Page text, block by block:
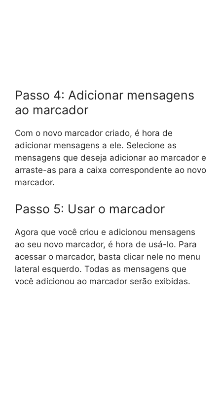
Passo 4: Adicionar mensagens
ao marcador
Com o novo marcador criado, é hora de
adicionar mensagens a ele. Selecione as
mensagens que deseja adicionar ao marcador e
arraste-as para a caixa correspondente ao novo
marcador.
Passo 5: Usar o marcador
Agora que você criou e adicionou mensagens
ao seu novo marcador, é hora de usá-lo. Para
acessar o marcador, basta clicar nele no menu
lateral esquerdo. Todas as mensagens que
você adicionou ao marcador serão exibidas.